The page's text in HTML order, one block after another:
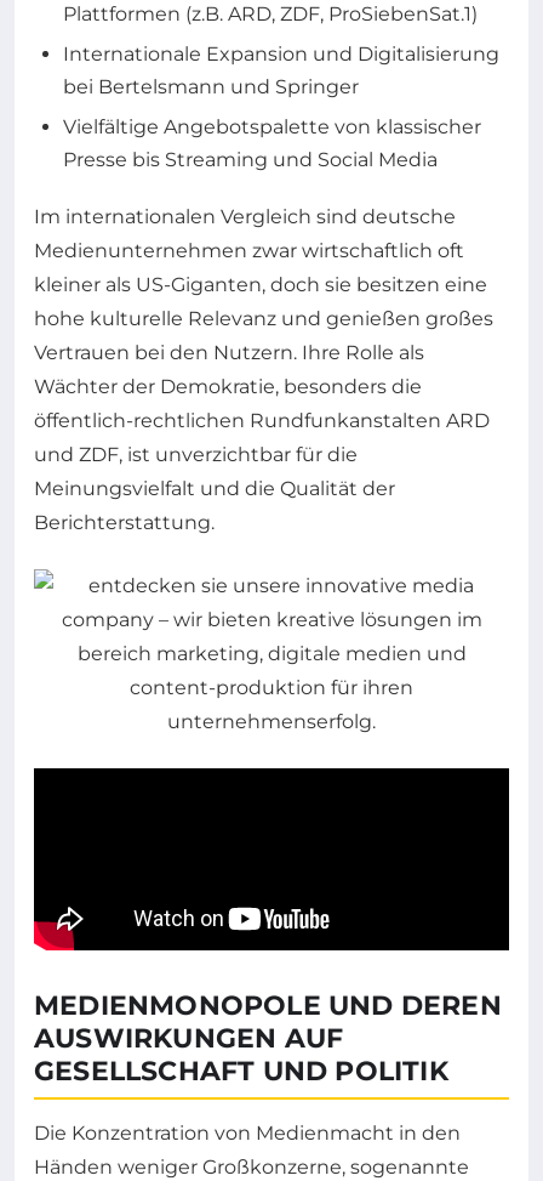
Plattformen (z.B. ARD, ZDF, ProSiebenSat.1)
Internationale Expansion und Digitalisierung
bei Bertelsmann und Springer
Vielfältige Angebotspalette von klassischer
Presse bis Streaming und Social Media
Im internationalen Vergleich sind deutsche
Medienunternehmen zwar wirtschaftlich oft
kleiner als US-Giganten, doch sie besitzen eine
hohe kulturelle Relevanz und genießen großes
Vertrauen bei den Nutzern. Ihre Rolle als
Wächter der Demokratie, besonders die
öffentlich-rechtlichen Rundfunkanstalten ARD
und ZDF, ist unverzichtbar für die
Meinungsvielfalt und die Qualität der
Berichterstattung.
MEDIENMONOPOLE UND DEREN
AUSWIRKUNGEN AUF
GESELLSCHAFT UND POLITIK
Die Konzentration von Medienmacht in den
Händen weniger Großkonzerne, sogenannte